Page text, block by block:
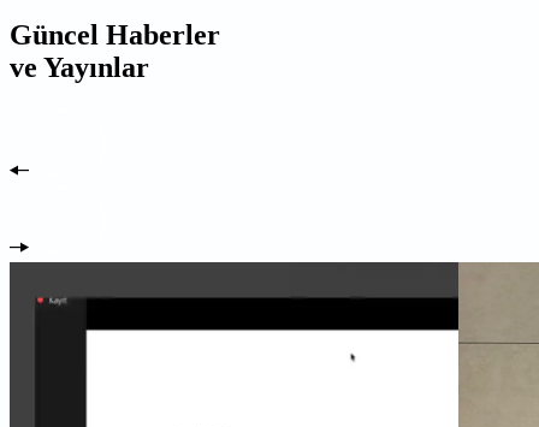
Güncel Haberler
ve Yayınlar